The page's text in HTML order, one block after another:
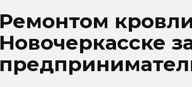
Ремонтом
Новочеркасске